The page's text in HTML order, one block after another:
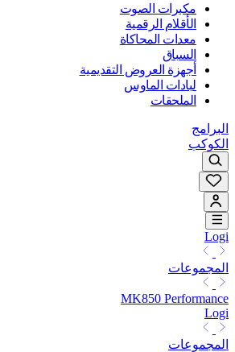
مكبرات الصوت
الأقلام الرقمية
معدات المحاكاة
السباق
أجهزة العروض التقديمية
لبادات الماوس
الملحقات
البرامج
الكوكب
Logi
المجموعات
MK850 Performance
Logi
المجموعات